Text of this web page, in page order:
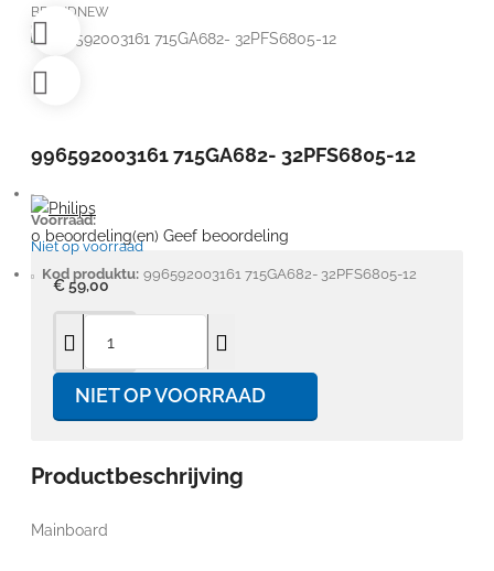
BRANDNEW
996592003161 715GA682- 32PFS6805-12
Voorraad:
Niet op voorraad
Kod produktu: 996592003161 715GA682- 32PFS6805-12
0 beoordeling(en) Geef beoordeling
€ 59,00
NIET OP VOORRAAD
Productbeschrijving
Mainboard